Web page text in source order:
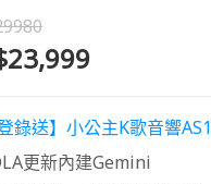
登錄送】小公主K歌音響AS1
更新內建Gemini